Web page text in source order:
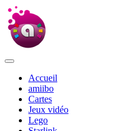
Accueil
amiibo
Cartes
Jeux vidéo
Lego